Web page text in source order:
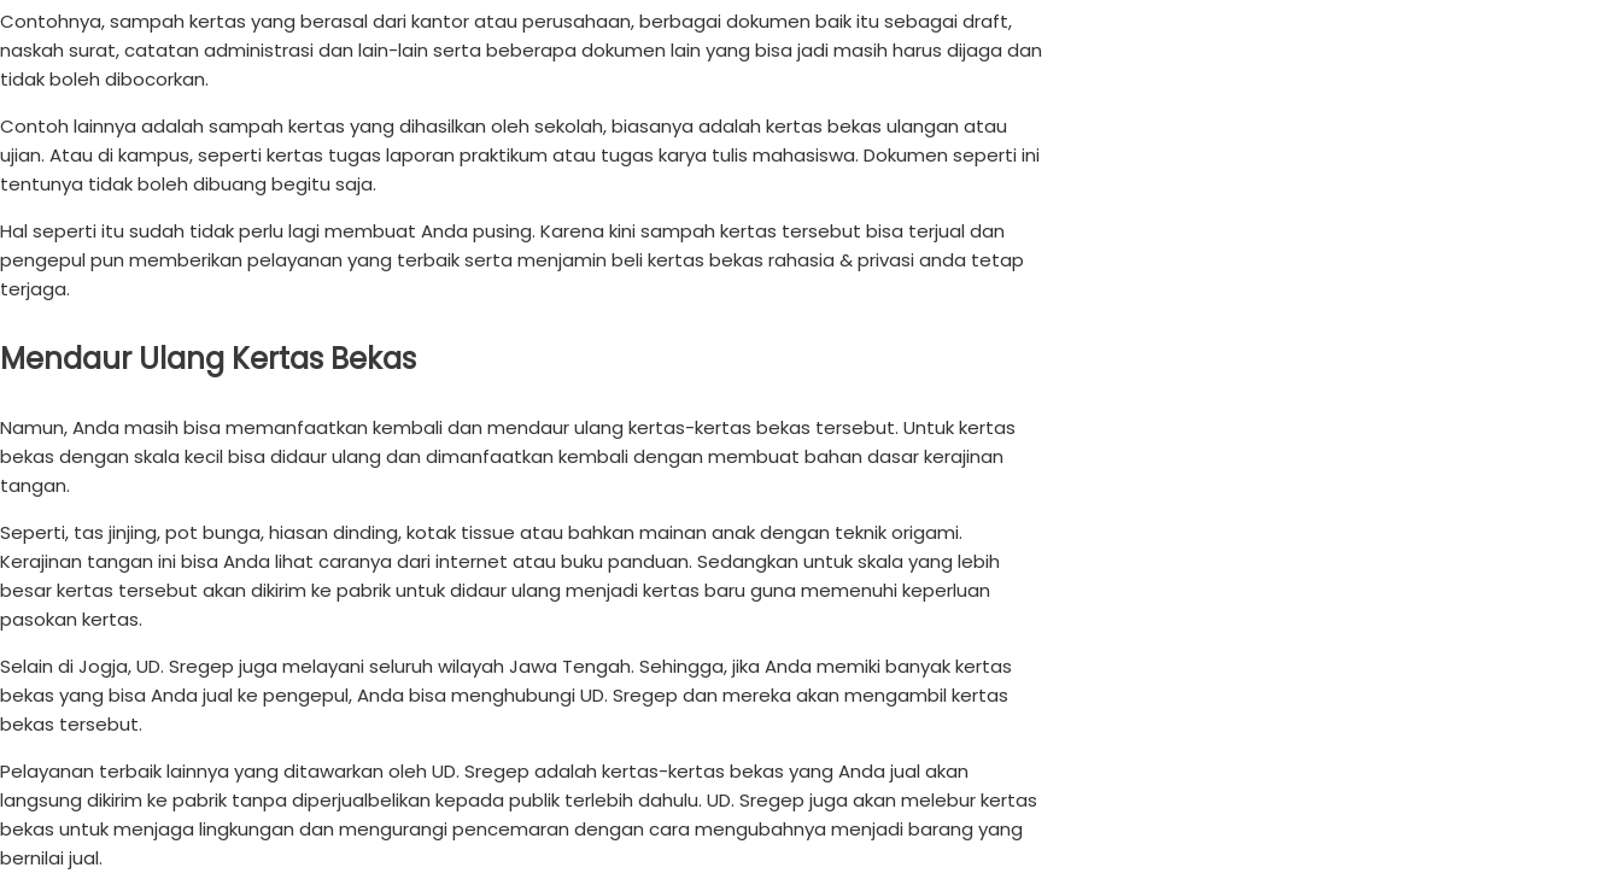
Contohnya, sampah kertas yang berasal dari kantor atau perusahaan, berbagai dokumen baik itu sebagai draft,
naskah surat, catatan administrasi dan lain-lain serta beberapa dokumen lain yang bisa jadi masih harus dijaga dan
tidak boleh dibocorkan.
Contoh lainnya adalah sampah kertas yang dihasilkan oleh sekolah, biasanya adalah kertas bekas ulangan atau
ujian. Atau di kampus, seperti kertas tugas laporan praktikum atau tugas karya tulis mahasiswa. Dokumen seperti ini
tentunya tidak boleh dibuang begitu saja.
Hal seperti itu sudah tidak perlu lagi membuat Anda pusing. Karena kini sampah kertas tersebut bisa terjual dan
pengepul pun memberikan pelayanan yang terbaik serta menjamin beli kertas bekas rahasia & privasi anda tetap
terjaga.
Mendaur Ulang Kertas Bekas
Namun, Anda masih bisa memanfaatkan kembali dan mendaur ulang kertas-kertas bekas tersebut. Untuk kertas
bekas dengan skala kecil bisa didaur ulang dan dimanfaatkan kembali dengan membuat bahan dasar kerajinan
tangan.
Seperti, tas jinjing, pot bunga, hiasan dinding, kotak tissue atau bahkan mainan anak dengan teknik origami.
Kerajinan tangan ini bisa Anda lihat caranya dari internet atau buku panduan. Sedangkan untuk skala yang lebih
besar kertas tersebut akan dikirim ke pabrik untuk didaur ulang menjadi kertas baru guna memenuhi keperluan
pasokan kertas.
Selain di Jogja, UD. Sregep juga melayani seluruh wilayah Jawa Tengah. Sehingga, jika Anda memiki banyak kertas
bekas yang bisa Anda jual ke pengepul, Anda bisa menghubungi UD. Sregep dan mereka akan mengambil kertas
bekas tersebut.
Pelayanan terbaik lainnya yang ditawarkan oleh UD. Sregep adalah kertas-kertas bekas yang Anda jual akan
langsung dikirim ke pabrik tanpa diperjualbelikan kepada publik terlebih dahulu. UD. Sregep juga akan melebur kertas
bekas untuk menjaga lingkungan dan mengurangi pencemaran dengan cara mengubahnya menjadi barang yang
bernilai jual.